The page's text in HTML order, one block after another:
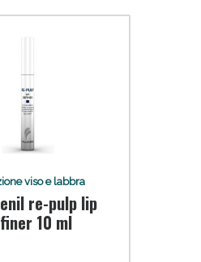
viso e labbra
re-pulp lip
10 ml